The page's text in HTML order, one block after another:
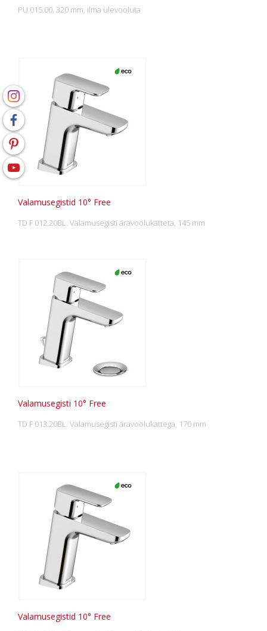
PU 015.00, 320 mm, ilma ülevooluta
Valamusegistid 10° Free
TD F 012.20BL. Valamusegisti äravoolukatteta, 145 mm
Valamusegisti 10° Free
TD F 013.20BL. Valamusegisti äravoolukattega, 170 mm
Valamusegistid 10° Free